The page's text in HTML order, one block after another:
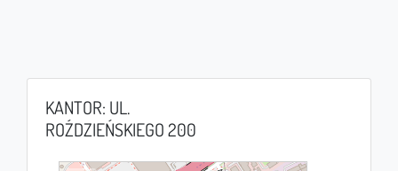
KANTOR: UL.
ROŹDZIEŃSKIEGO 200